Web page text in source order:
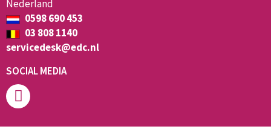
Nederland
0598 690 453
03 808 1140
servicedesk@edc.nl
SOCIAL MEDIA